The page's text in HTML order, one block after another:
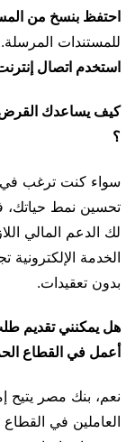
احتفظ بنسخ من
للمستندات المرسلة.
استخدم اتصال
كيف يساعدك
؟
سواء كنت ترغب في
تحسين نمط
لك الدعم المالي
الخدمة
بدون تعقيدات.
هل يمكنني تقديم
أعمل في القطاع
نعم، بنك مصر يتيح
العاملين في